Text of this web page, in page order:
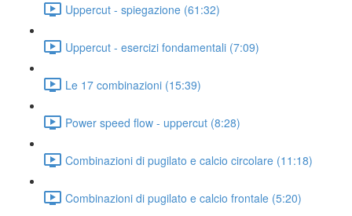
Uppercut - spiegazione (61:32)
Uppercut - esercizi fondamentali (7:09)
Le 17 combinazioni (15:39)
Power speed flow - uppercut (8:28)
Combinazioni di pugilato e calcio circolare (11:18)
Combinazioni di pugilato e calcio frontale (5:20)